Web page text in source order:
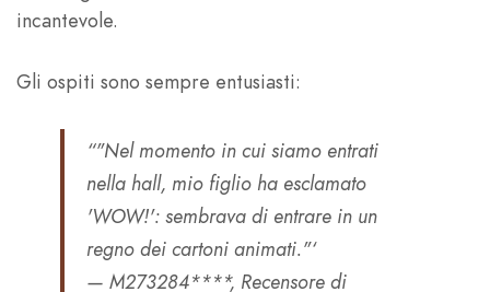
incantevole.
Gli ospiti sono sempre entusiasti:
“"Nel momento in cui siamo entrati
nella hall, mio figlio ha esclamato
'WOW!': sembrava di entrare in un
regno dei cartoni animati."‘
— M273284****, Recensore di